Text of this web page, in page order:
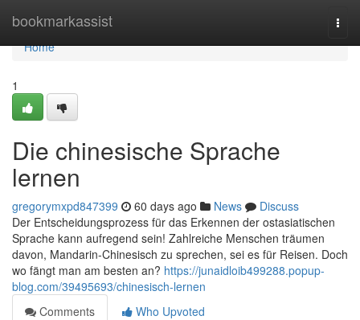
bookmarkassist
Home
Home
1
Die chinesische Sprache
lernen
gregorymxpd847399 60 days ago News
Discuss
Der Entscheidungsprozess für das Erkennen der ostasiatischen
Sprache kann aufregend sein! Zahlreiche Menschen träumen
davon, Mandarin-Chinesisch zu sprechen, sei es für Reisen. Doch
wo fängt man am besten an? https://junaidloib499288.popup-
blog.com/39495693/chinesisch-lernen
Comments
Who Upvoted